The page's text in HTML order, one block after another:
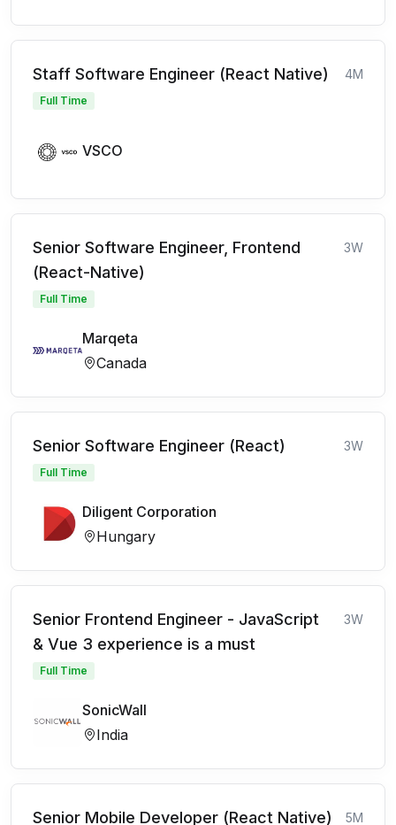
Staff Software Engineer (React Native) 4M
Full Time
VSCO
Senior Software Engineer, Frontend
(React-Native)
3W
Full Time
Marqeta
Canada
Senior Software Engineer (React) 3W
Full Time
Diligent Corporation
Hungary
Senior Frontend Engineer - JavaScript
& Vue 3 experience is a must
3W
Full Time
SonicWall
India
Senior Mobile Developer (React Native) 5M